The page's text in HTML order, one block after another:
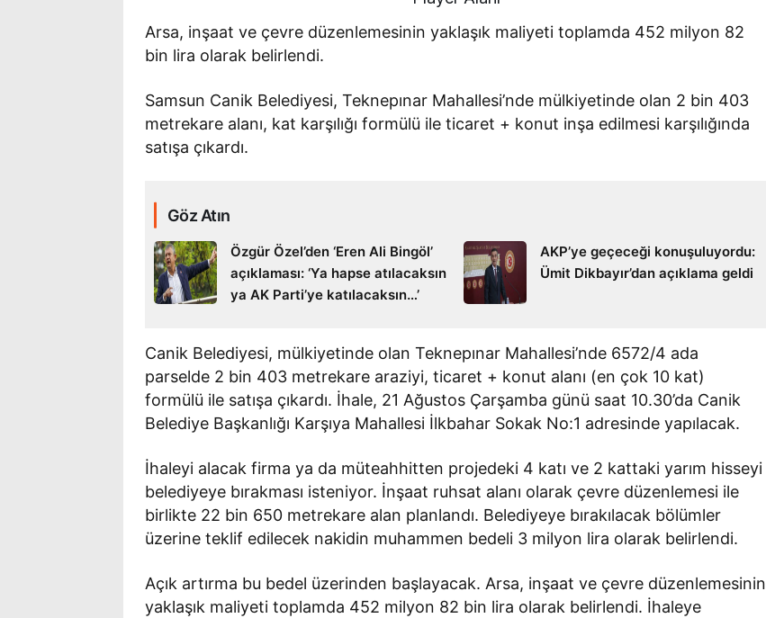
Arsa, inşaat ve çevre düzenlemesinin yaklaşık maliyeti toplamda 452 milyon 82
bin lira olarak belirlendi.
Samsun Canik Belediyesi, Teknepınar Mahallesi’nde mülkiyetinde olan 2 bin 403
metrekare alanı, kat karşılığı formülü ile ticaret + konut inşa edilmesi karşılığında
satışa çıkardı.
Göz Atın
Özgür Özel’den ‘Eren Ali Bingöl’
açıklaması: ‘Ya hapse atılacaksın
ya AK Parti’ye katılacaksın…’
AKP’ye geçeceği konuşuluyordu:
Ümit Dikbayır’dan açıklama geldi
Canik Belediyesi, mülkiyetinde olan Teknepınar Mahallesi’nde 6572/4 ada
parselde 2 bin 403 metrekare araziyi, ticaret + konut alanı (en çok 10 kat)
formülü ile satışa çıkardı. İhale, 21 Ağustos Çarşamba günü saat 10.30’da Canik
Belediye Başkanlığı Karşıya Mahallesi İlkbahar Sokak No:1 adresinde yapılacak.
İhaleyi alacak firma ya da müteahhitten projedeki 4 katı ve 2 kattaki yarım hisseyi
belediyeye bırakması isteniyor. İnşaat ruhsat alanı olarak çevre düzenlemesi ile
birlikte 22 bin 650 metrekare alan planlandı. Belediyeye bırakılacak bölümler
üzerine teklif edilecek nakidin muhammen bedeli 3 milyon lira olarak belirlendi.
Açık artırma bu bedel üzerinden başlayacak. Arsa, inşaat ve çevre düzenlemesinin
yaklaşık maliyeti toplamda 452 milyon 82 bin lira olarak belirlendi. İhaleye